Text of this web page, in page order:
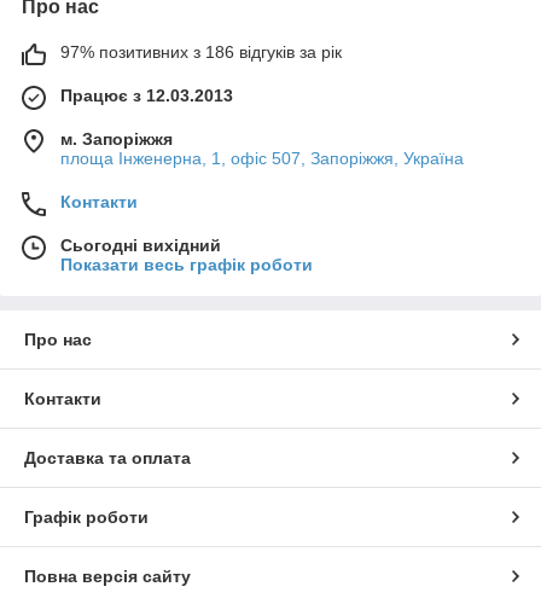
Про нас
97% позитивних з 186 відгуків за рік
Працює з 12.03.2013
м. Запоріжжя
площа Інженерна, 1, офіс 507, Запоріжжя, Україна
Контакти
Сьогодні вихідний
Показати весь графік роботи
Про нас
Контакти
Доставка та оплата
Графік роботи
Повна версія сайту